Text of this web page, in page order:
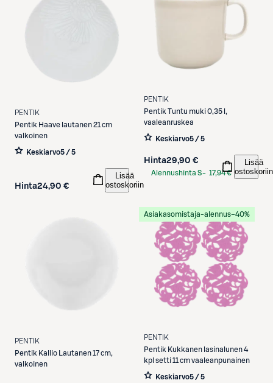
PENTIK
Pentik Haave lautanen 21 cm
valkoinen
Keskiarvo5 / 5
Hinta24,90 €
Lisää
ostoskoriin
PENTIK
Pentik Tuntu muki 0,35 l,
vaaleanruskea
Keskiarvo5 / 5
Hinta29,90 €
Alennushinta S- 17,94 €
Lisää
ostoskoriin
PENTIK
Pentik Kallio Lautanen 17 cm,
valkoinen
Asiakasomistaja-alennus−40%
PENTIK
Pentik Kukkanen lasinalunen 4
kpl setti 11 cm vaaleanpunainen
Keskiarvo5 / 5